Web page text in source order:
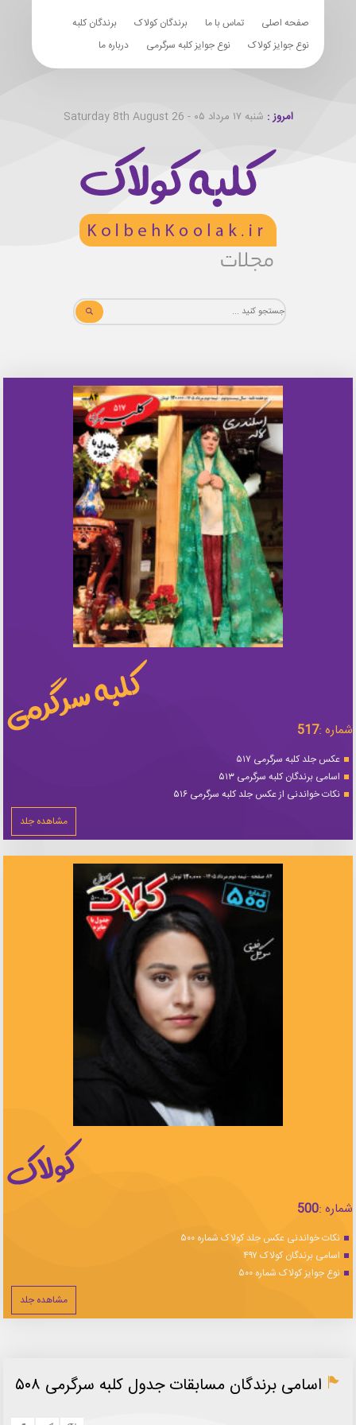
صفحه اصلی تماس با ما برندگان کولاک
برندگان کلبه
نوع جوایز کولاک
نوع جوایز کلبه سرگرمی درباره ما
امروز : شنبه ۱۷ مرداد ۰۵ - Saturday 8th August 26
شماره :517
عکس جلد کلبه سرگرمی ۵۱۷
اسامی برندگان کلبه سرگرمی ۵۱۳
نکات خواندنی از عکس جلد کلبه سرگرمی ۵۱۶
مشاهده جلد
شماره :500
نکات خواندنی عکس جلد کولاک شماره ۵۰۰
اسامی برندگان کولاک ۴۹۷
نوع جوایز کولاک شماره ۵۰۰
مشاهده جلد
اسامی برندگان مسابقات جدول کلبه سرگرمی ۵۰۸